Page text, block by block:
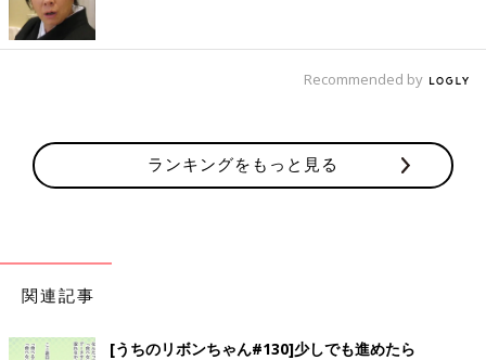
Recommended by
ランキングをもっと見る
関連記事
[うちのリボンちゃん#130]少しでも進めたら